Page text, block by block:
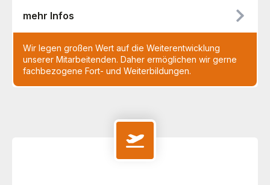
mehr Infos
Wir legen großen Wert auf die Weiterentwicklung
unserer Mitarbeitenden. Daher ermöglichen wir gerne
fachbezogene Fort- und Weiterbildungen.